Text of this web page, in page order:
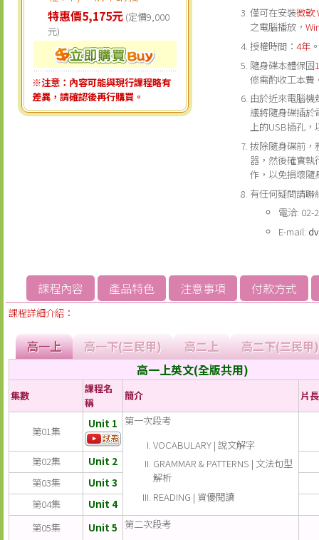
特惠價5,175元 (定價9,000
元)
※注意：內容可能與現行課程略有
差異，請確認後再行購買。
僅可在安裝微軟
之電腦播放，
授權時間： 4年 。
隨身碟本體保固
修需酌收工本費
由於近來電腦機
議將隨身碟插於
上的USB插孔，
拔除隨身碟前，
器，然後確實執
作，以免損壞隨
有任何疑問請聯
電洽: 02-
E-mail:
課程內容 產品特色 注意事項 付款方式
課程詳細介紹：
高一上 高一下(三民甲) 高二上
高二下(三民甲)
高一上英文(全版共用)
集數
課程名
稱
簡介 片長
第01集
Unit 1
第一次段考
VOCABULARY | 說文解字
GRAMMAR & PATTERNS | 文法句型
解析
READING | 資優閱讀
第02集
Unit 2
第03集
Unit 3
第04集
Unit 4
第05集
Unit 5
第二次段考